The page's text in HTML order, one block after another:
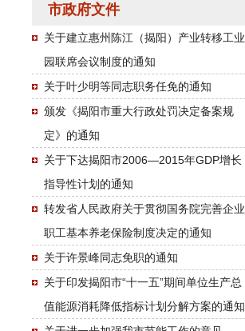
市政府文件
关于建立惠州陈江（揭阳）产业转移工业
园联席会议制度的通知
关于叶少明等同志职务任免的通知
颁发《揭阳市重大行政处罚决定备案规
定》的通知
关于下达揭阳市2006—2015年GDP增长
指导性计划的通知
转发省人民政府关于贯彻国务院完善企业
职工基本养老保险制度决定的通知
关于许景峰同志免职的通知
关于印发揭阳市“十一五”期间单位生产总
值能源消耗降低指标计划分解方案的通知